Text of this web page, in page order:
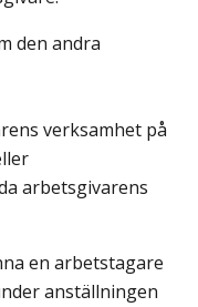
den andra
verksamhet på
arbetsgivarens
en arbetstagare
anställningen